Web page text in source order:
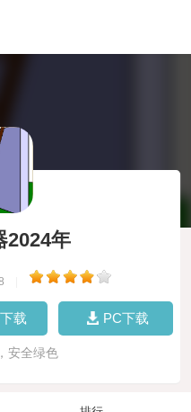
2024年
载 PC下载
安全绿色